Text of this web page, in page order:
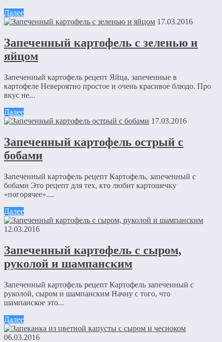
Далее
17.03.2016
Запеченный картофель с зеленью и
яйцом
Запеченный картофель рецепт Яйца, запеченные в
картофеле Невероятно простое и очень красивое блюдо. Про
вкус не...
Далее
17.03.2016
Запеченный картофель острый с
бобами
Запеченный картофель рецепт Картофель, запеченный с
бобами Это рецепт для тех, кто любит картошечку
«погорячее»....
Далее
12.03.2016
Запеченный картофель с сыром,
руколой и шампанским
Запеченный картофель рецепт Картофель запеченный с
руколой, сыром и шампанским Начну с того, что
шампанское это...
Далее
06.03.2016